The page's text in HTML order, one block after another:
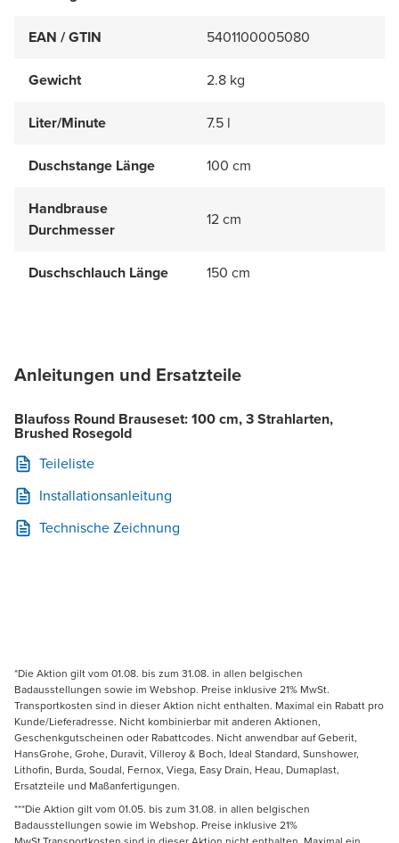
EAN / GTIN 5401100005080
Gewicht 2.8 kg
Liter/Minute 7.5 l
Duschstange Länge 100 cm
Handbrause
Durchmesser
12 cm
Duschschlauch Länge 150 cm
Anleitungen und Ersatzteile
Blaufoss Round Brauseset: 100 cm, 3 Strahlarten,
Brushed Rosegold
Teileliste
Installationsanleitung
Technische Zeichnung
*Die Aktion gilt vom 01.08. bis zum 31.08. in allen belgischen
Badausstellungen sowie im Webshop. Preise inklusive 21% MwSt.
Transportkosten sind in dieser Aktion nicht enthalten. Maximal ein Rabatt pro
Kunde/Lieferadresse. Nicht kombinierbar mit anderen Aktionen,
Geschenkgutscheinen oder Rabattcodes. Nicht anwendbar auf Geberit,
HansGrohe, Grohe, Duravit, Villeroy & Boch, Ideal Standard, Sunshower,
Lithofin, Burda, Soudal, Fernox, Viega, Easy Drain, Heau, Dumaplast,
Ersatzteile und Maßanfertigungen.
***Die Aktion gilt vom 01.05. bis zum 31.08. in allen belgischen
Badausstellungen sowie im Webshop. Preise inklusive 21%